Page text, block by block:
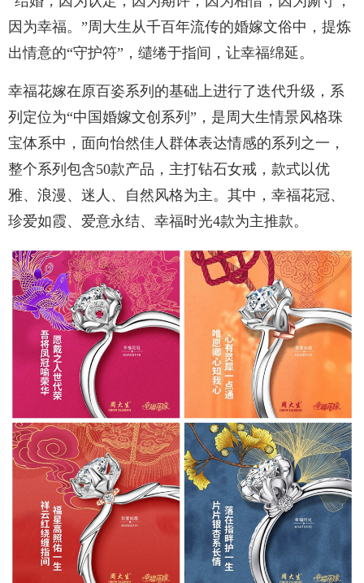
因为幸福。”周大生从千百年流传的婚嫁文俗中，提炼
出情意的“守护符”，缱绻于指间，让幸福绵延。
幸福花嫁在原百姿系列的基础上进行了迭代升级，系
列定位为“中国婚嫁文创系列”，是周大生情景风格珠
宝体系中，面向怡然佳人群体表达情感的系列之一，
整个系列包含50款产品，主打钻石女戒，款式以优
雅、浪漫、迷人、自然风格为主。其中，幸福花冠、
珍爱如霞、爱意永结、幸福时光4款为主推款。